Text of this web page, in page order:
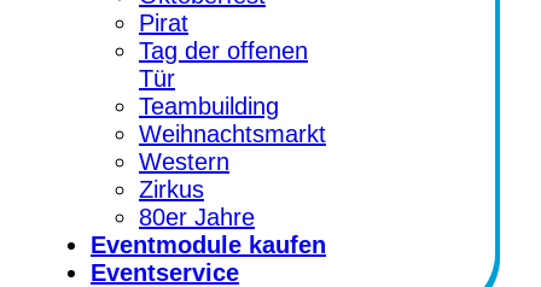
Pirat
Tag der offenen
Tür
Teambuilding
Weihnachtsmarkt
Western
Zirkus
80er Jahre
Eventmodule kaufen
Eventservice